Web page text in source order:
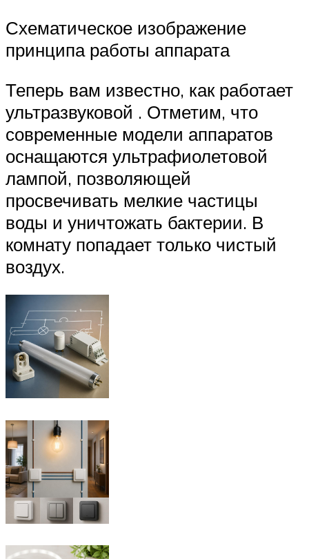
Схематическое изображение
принципа работы аппарата
Теперь вам известно, как работает
ультразвуковой . Отметим, что
современные модели аппаратов
оснащаются ультрафиолетовой
лампой, позволяющей
просвечивать мелкие частицы
воды и уничтожать бактерии. В
комнату попадает только чистый
воздух.